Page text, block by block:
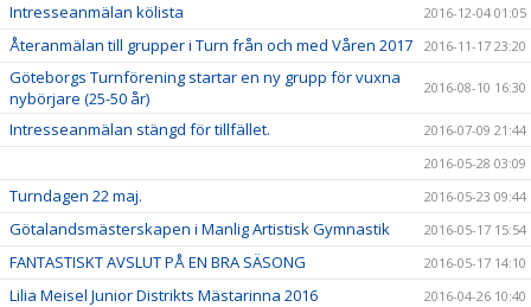
Intresseanmälan kölista 2016-12-04 01:05
Återanmälan till grupper i Turn från och med Våren 2017 2016-11-17 23:20
Göteborgs Turnförening startar en ny grupp för vuxna
nybörjare (25-50 år)
2016-08-10 16:30
Intresseanmälan stängd för tillfället.
2016-07-09 21:44
2016-05-28 03:09
Turndagen 22 maj. 2016-05-23 09:44
Götalandsmästerskapen i Manlig Artistisk Gymnastik 2016-05-17 15:54
FANTASTISKT AVSLUT PÅ EN BRA SÄSONG 2016-05-17 14:10
Lilia Meisel Junior Distrikts Mästarinna 2016 2016-04-26 10:40